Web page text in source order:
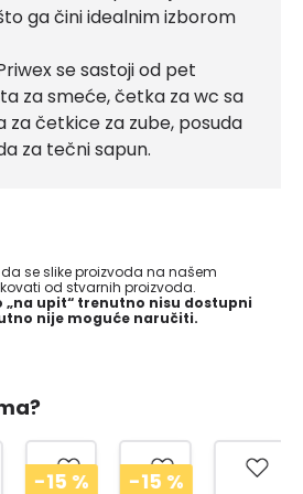
ga čini idealnim izborom
se sastoji od pet
za smeće, četka za wc sa
za četkice za zube, posuda
za tečni sapun.
se slike proizvoda na našem
od stvarnih proizvoda.
upit“ trenutno nisu dostupni
nije moguće naručiti.
-15 % -15 %